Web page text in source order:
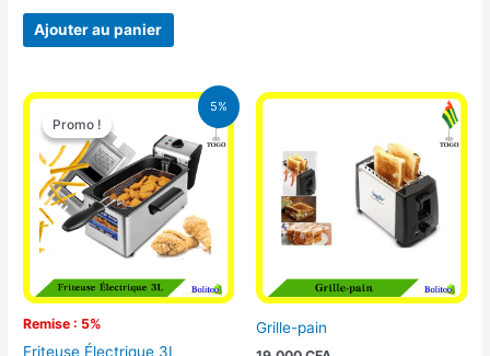
Ajouter au panier
5%
Promo !
Remise : 5%
Promo !
Friteuse Électrique 3L
Le
initial
était :
39.000 CFA.
Le
prix
actuel
est :
37.000 CFA.
Grille-pain